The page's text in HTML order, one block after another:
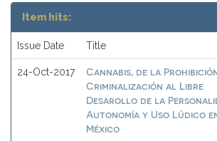
Item hits:
Issue Date Title
24-Oct-2017
Cannabis, de la
Criminalización al Libre
Desarollo de la
Autonomía y Uso Lúdico
México